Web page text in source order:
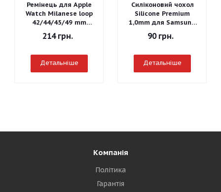
Ремінець для Apple
Watch Milanese loop
42/44/45/49 mm
(Чорний)
214грн.
Детальніше
Силіконовий чохол
Silicone Premium
1,0mm для Samsung
J260 Galaxy J2 Core
2018
90грн.
Детальніше
Компанія
Політика
Гарантія